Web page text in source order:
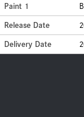
Paint 1
Release Date
Delivery Date